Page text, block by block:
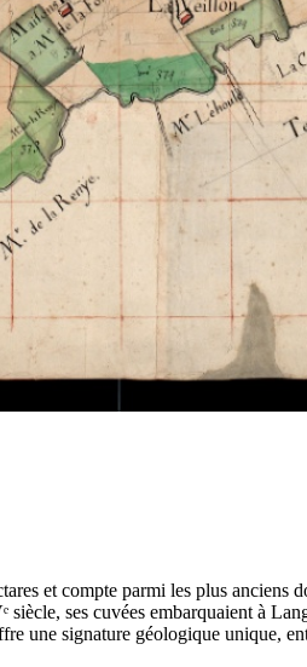
et compte parmi les plus anciens
ses cuvées embarquaient à
une signature géologique unique,